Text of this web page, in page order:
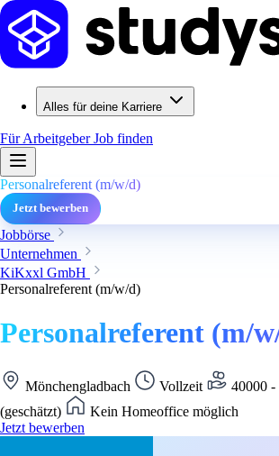
Alles für deine Karriere
Für ArbeitgeberJob finden
Personalreferent (m/w/d)
Jetzt bewerben
Jobbörse
Unternehmen
KiKxxl GmbH
Personalreferent (m/w/d)
Personalreferent (m/
Mönchengladbach Vollzeit
40000 -
(geschätzt)
Kein Homeoffice möglich
Jetzt bewerben